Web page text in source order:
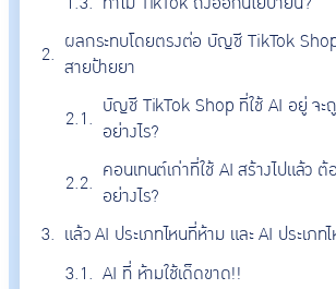
ผลกระทบโดยตรงต่อ บัญชี TikTok
สายป้ายยา
บัญชี TikTok Shop ที่ใช้ AI อยู่ จะ
อย่างไร?
คอนเทนต์เก่าที่ใช้ AI สร้างไปแล้ว
อย่างไร?
แล้ว AI ประเภทไหนที่ห้าม และ AI ประเภท
AI ที่ ห้ามใช้เด็ดขาด!!